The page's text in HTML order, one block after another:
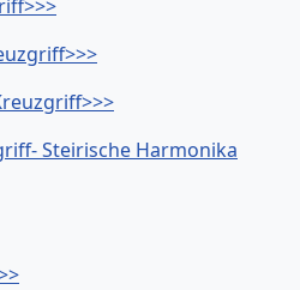
Steirische Harmonika